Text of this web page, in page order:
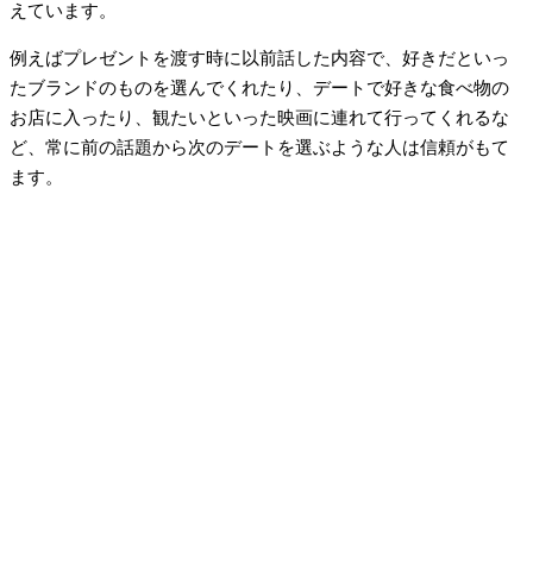
えています。
例えばプレゼントを渡す時に以前話した内容で、好きだといっ
たブランドのものを選んでくれたり、デートで好きな食べ物の
お店に入ったり、観たいといった映画に連れて行ってくれるな
ど、常に前の話題から次のデートを選ぶような人は信頼がもて
ます。